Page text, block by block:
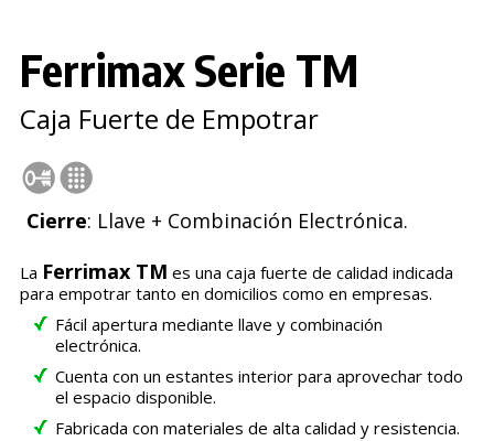
Ferrimax Serie TM
Caja Fuerte de Empotrar
Cierre: Llave + Combinación Electrónica.
La Ferrimax TM es una caja fuerte de calidad indicada
para empotrar tanto en domicilios como en empresas.
Fácil apertura mediante llave y combinación
electrónica.
Cuenta con un estantes interior para aprovechar todo
el espacio disponible.
Fabricada con materiales de alta calidad y resistencia.